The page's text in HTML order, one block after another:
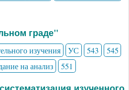
граде"
изучения УС 543
545
на анализ 551